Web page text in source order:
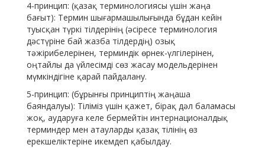
4-принцип: (қазақ терминологиясы үшін жаңа
бағыт): Термин шығармашылығында бұдан кейін
туысқан түркі тілдерінің (әсіресе терминология
дәстүріне бай жазба тілдердің) озық
тәжірибелерінен, терминдік өрнек-үлгілерінен,
оңтайлы да үйлесімді сөз жасау модельдерінен
мүмкіндігіне қарай пайдалану.
5-принцип: (бұрынғы принциптің жаңаша
баяндалуы): Тіліміз үшін қажет, бірақ дәл баламасы
жоқ, аударуға келе бермейтін интернационалдық
терминдер мен атауларды қазақ тілінің өз
ерекшеліктеріне икемдеп қабылдау.